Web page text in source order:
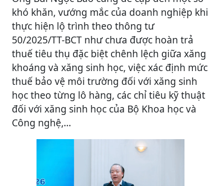
khó khăn, vướng mắc của doanh nghiệp khi
thực hiện lộ trình theo thông tư
50/2025/TT-BCT như chưa được hoàn trả
thuế tiêu thụ đặc biệt chênh lệch giữa xăng
khoáng và xăng sinh học, việc xác định mức
thuế bảo vệ môi trường đối với xăng sinh
học theo từng lô hàng, các chỉ tiêu kỹ thuật
đối với xăng sinh học của Bộ Khoa học và
Công nghệ,...